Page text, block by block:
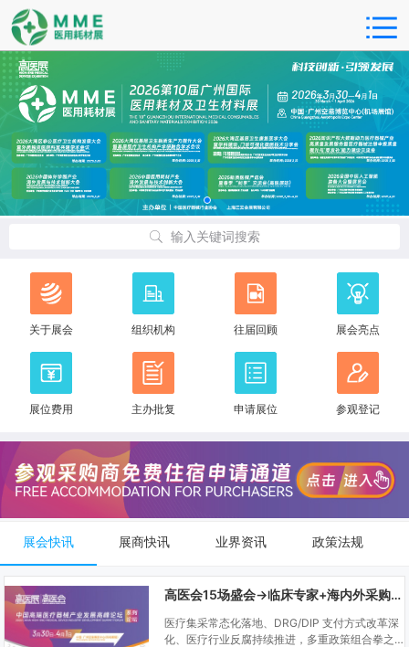
输入关键词搜索
关于展会 组织机构 往届回顾 展会亮点
展位费用 主办批复 申请展位 参观登记
展会快讯 展商快讯 业界资讯 政策法规
高医会15场盛会→临床专家+海内外采购商双向对接
医疗集采常态化落地、DRG/DIP 支付方式改革深
化、医疗行业反腐持续推进，多重政策组合拳之